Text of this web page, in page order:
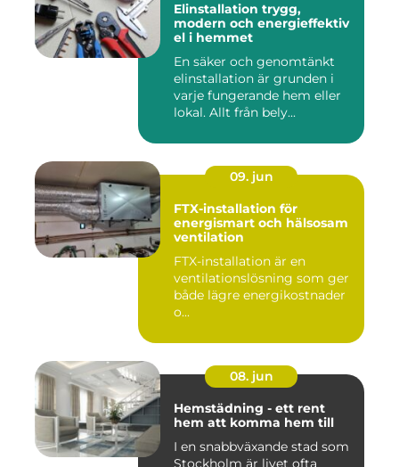
Elinstallation trygg,
modern och energieffektiv
el i hemmet
En säker och genomtänkt
elinstallation är grunden i
varje fungerande hem eller
lokal. Allt från bely...
09. jun
FTX-installation för
energismart och hälsosam
ventilation
FTX-installation är en
ventilationslösning som ger
både lägre energikostnader
o...
08. jun
Hemstädning - ett rent
hem att komma hem till
I en snabbväxande stad som
Stockholm är livet ofta